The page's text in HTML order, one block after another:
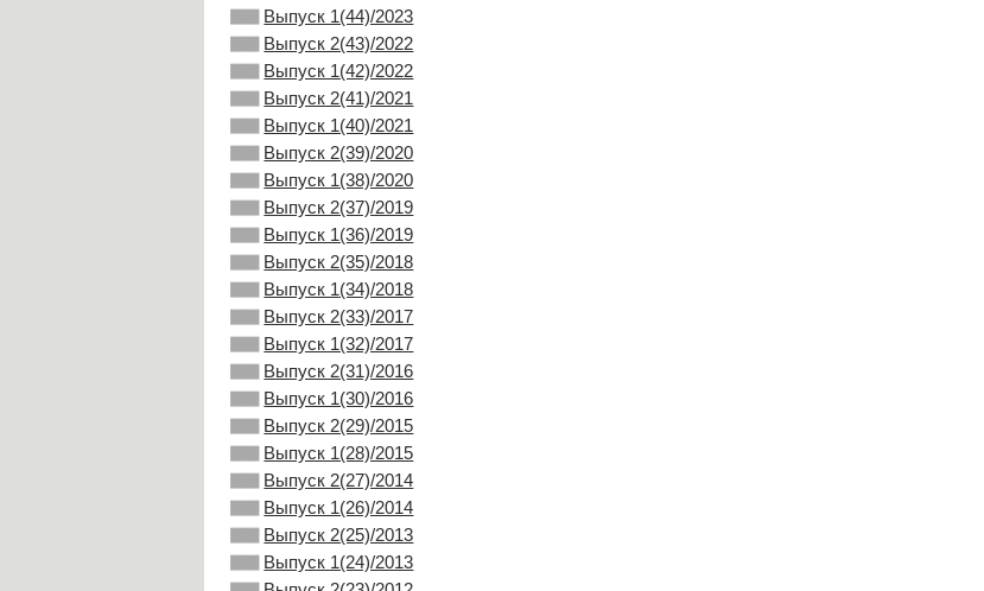
Выпуск 1(44)/2023
Выпуск 2(43)/2022
Выпуск 1(42)/2022
Выпуск 2(41)/2021
Выпуск 1(40)/2021
Выпуск 2(39)/2020
Выпуск 1(38)/2020
Выпуск 2(37)/2019
Выпуск 1(36)/2019
Выпуск 2(35)/2018
Выпуск 1(34)/2018
Выпуск 2(33)/2017
Выпуск 1(32)/2017
Выпуск 2(31)/2016
Выпуск 1(30)/2016
Выпуск 2(29)/2015
Выпуск 1(28)/2015
Выпуск 2(27)/2014
Выпуск 1(26)/2014
Выпуск 2(25)/2013
Выпуск 1(24)/2013